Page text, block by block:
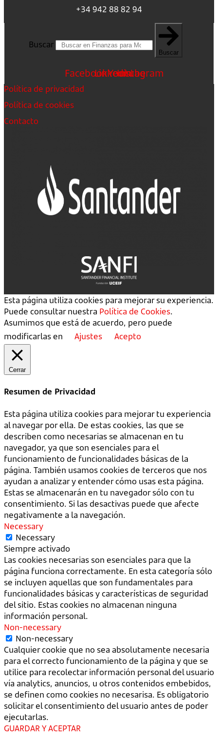
+34 942 88 82 94
Buscar
Buscar
FacebookLinkedin
Youtube
Instagram
Política de privacidad
Política de cookies
Contacto
Esta página utiliza cookies para mejorar su experiencia.
Puede consultar nuestra Política de Cookies.
Asumimos que está de acuerdo, pero puede
modificarlas en
Ajustes Acepto
Cerrar
Resumen de Privacidad
Esta página utiliza cookies para mejorar tu experiencia
al navegar por ella. De estas cookies, las que se
describen como necesarias se almacenan en tu
navegador, ya que son esenciales para el
funcionamiento de funcionalidades básicas de la
página. También usamos cookies de terceros que nos
ayudan a analizar y entender cómo usas esta página.
Estas se almacenarán en tu navegador sólo con tu
consentimiento. Si las desactivas puede que afecte
negativamente a la navegación.
Necessary
Necessary
Siempre activado
Las cookies necesarias son esenciales para que la
página funciona correctamente. En esta categoría sólo
se incluyen aquellas que son fundamentales para
funcionalidades básicas y características de seguridad
del sitio. Estas cookies no almacenan ninguna
información personal.
Non-necessary
Non-necessary
Cualquier cookie que no sea absolutamente necesaria
para el correcto funcionamiento de la página y que se
utilice para recolectar información personal del usuario
vía analytics, anuncios, u otros contenidos embebidos,
se definen como cookies no necesarisa. Es obligatorio
solicitar el consentimiento del usuario antes de poder
ejecutarlas.
GUARDAR Y ACEPTAR